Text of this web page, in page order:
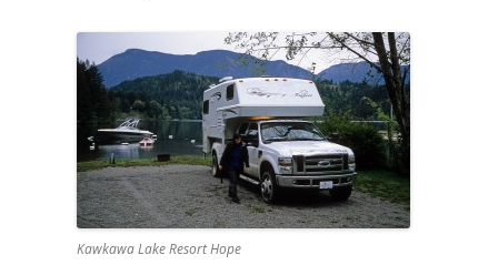
Kawkawa Lake Resort Hope